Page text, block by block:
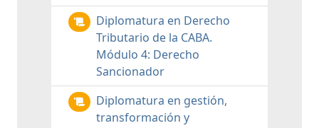
Diplomatura en Derecho
Tributario de la CABA.
Módulo 4: Derecho
Sancionador
Diplomatura en gestión,
transformación y